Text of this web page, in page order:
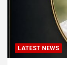
LATEST NEWS